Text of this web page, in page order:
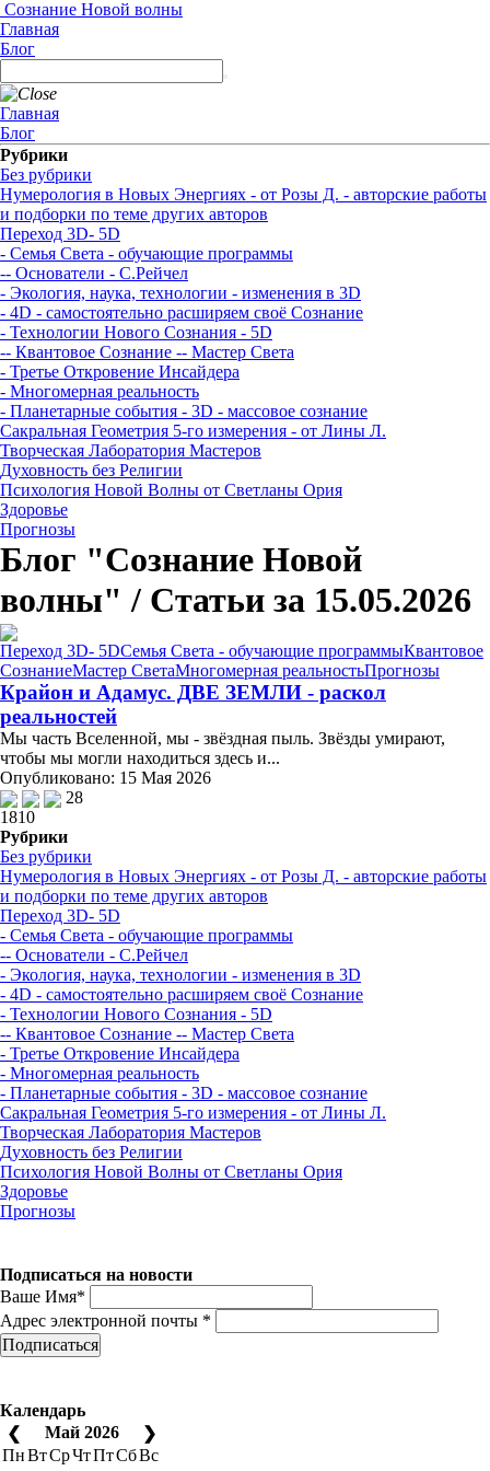
Сознание Новой волны
Главная
Блог
Главная
Блог
Рубрики
Без рубрики
Нумерология в Новых Энергиях - от Розы Д. - авторские работы
и подборки по теме других авторов
Переход 3D- 5D
- Семья Света - обучающие программы
-- Основатели - С.Рейчел
- Экология, наука, технологии - изменения в 3D
- 4D - самостоятельно расширяем своё Сознание
- Технологии Нового Сознания - 5D
-- Квантовое Сознание -- Мастер Света
- Третье Откровение Инсайдера
- Многомерная реальность
- Планетарные события - 3D - массовое сознание
Сакральная Геометрия 5-го измерения - от Лины Л.
Творческая Лаборатория Мастеров
Духовность без Религии
Психология Новой Волны от Светланы Ория
Здоровье
Прогнозы
Блог "Сознание Новой
волны" / Статьи за 15.05.2026
Переход 3D- 5DСемья Света - обучающие программыКвантовое
СознаниеМастер СветаМногомерная реальностьПрогнозы
Крайон и Адамус. ДВЕ ЗЕМЛИ - раскол
реальностей
Мы часть Вселенной, мы - звёздная пыль. Звёзды умирают,
чтобы мы могли находиться здесь и...
Опубликовано: 15 Мая 2026
28
1810
Рубрики
Без рубрики
Нумерология в Новых Энергиях - от Розы Д. - авторские работы
и подборки по теме других авторов
Переход 3D- 5D
- Семья Света - обучающие программы
-- Основатели - С.Рейчел
- Экология, наука, технологии - изменения в 3D
- 4D - самостоятельно расширяем своё Сознание
- Технологии Нового Сознания - 5D
-- Квантовое Сознание -- Мастер Света
- Третье Откровение Инсайдера
- Многомерная реальность
- Планетарные события - 3D - массовое сознание
Сакральная Геометрия 5-го измерения - от Лины Л.
Творческая Лаборатория Мастеров
Духовность без Религии
Психология Новой Волны от Светланы Ория
Здоровье
Прогнозы
Подписаться на новости
Ваше Имя*
Адрес электронной почты *
Подписаться
Календарь
❮
Май 2026
❯
ПнВтСрЧтПтСбВс